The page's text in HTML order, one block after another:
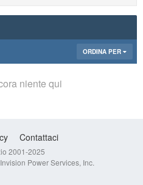
ORDINA PER
niente qui
Contattaci
2001-2025
Power Services, Inc.